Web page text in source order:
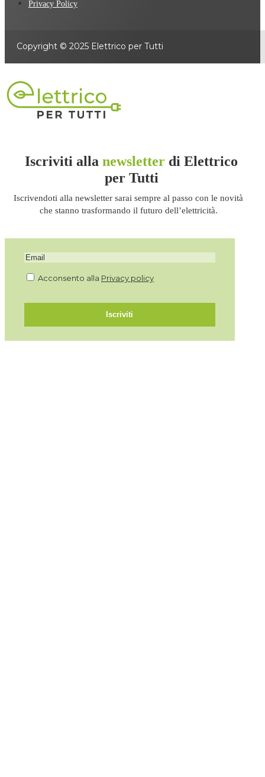
Privacy Policy
Copyright © 2025 Elettrico per Tutti
Iscriviti allanewsletter di Elettrico
per Tutti
Iscrivendoti alla newsletter sarai sempre al passo con le novità
che stanno trasformando il futuro dell’elettricità.
Acconsento alla Privacy policy
Iscriviti